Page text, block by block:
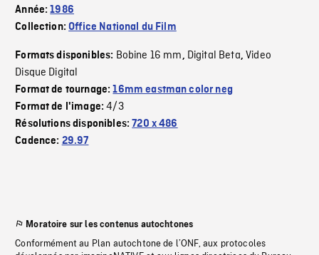
Année:1986
Collection:Office National du Film
Formats disponibles: Bobine 16 mm, Digital Beta,Video
Disque Digital
Format de tournage:16mm eastman color neg
Format de l'image:4/3
Résolutions disponibles:720 x 486
Cadence: 29.97
Moratoire sur les contenus autochtones
Conformément au Plan autochtone de l’ONF, aux protocoles